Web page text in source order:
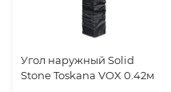
Угол наружный Solid
Stone Toskana VOX 0.42м